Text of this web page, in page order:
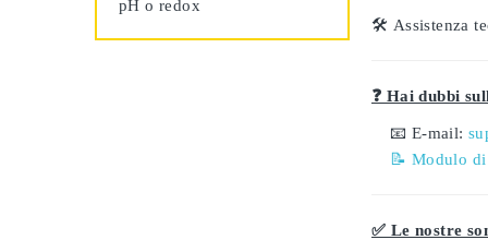
pH o redox
🛠️ Assistenza
❓ Hai dubbi
📧 E-mail:
📝 Modulo
✅ Le nostre